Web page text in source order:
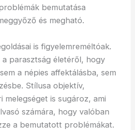
bemutatása
és megható.
is figyelemreméltóak.
parasztság életéről, hogy
a népies affektálásba, sem
Stílusa objektív,
melegséget is sugároz, ami
számára, hogy valóban
a bemutatott problémákat.